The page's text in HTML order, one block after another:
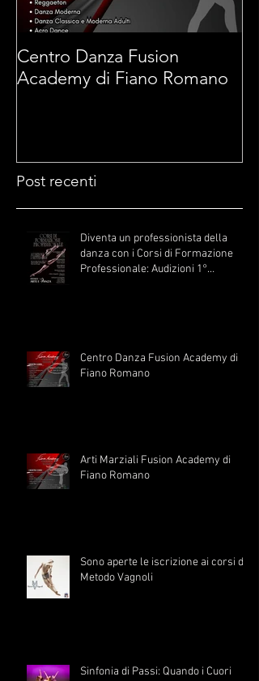
Centro Danza Fusion
Academy di Fiano Romano
Post recenti
Diventa un professionista della
danza con i Corsi di Formazione
Professionale: Audizioni 1°
Centro Danza Fusion Academy di
Fiano Romano
Arti Marziali Fusion Academy di
Fiano Romano
Sono aperte le iscrizione ai corsi di
Metodo Vagnoli
Sinfonia di Passi: Quando i Cuori